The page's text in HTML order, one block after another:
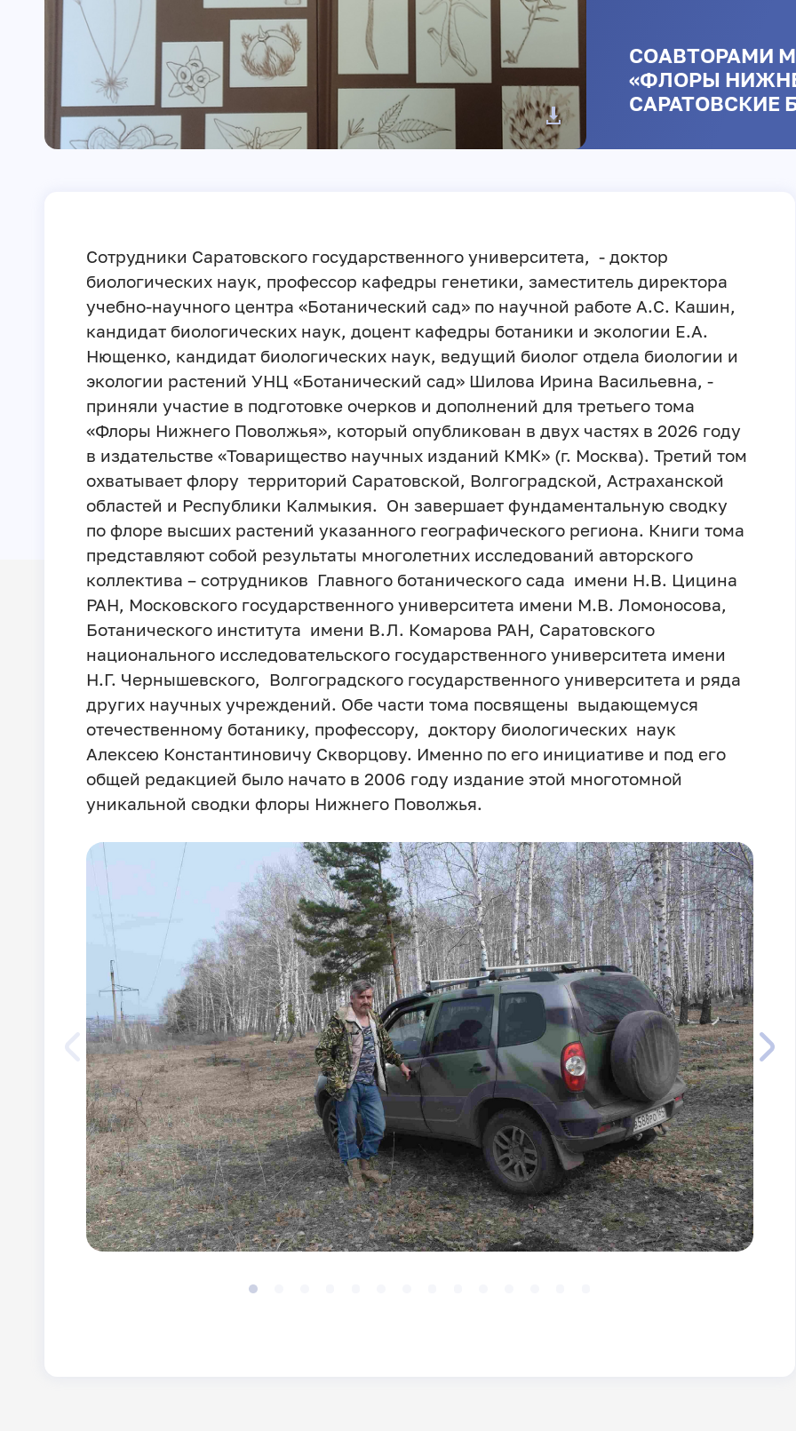
СОАВТОРАМИ
«ФЛОРЫ
САРАТОВСКИЕ
Сотрудники Саратовского государственного университета, - доктор
биологических наук, профессор кафедры генетики, заместитель директора
учебно-научного центра «Ботанический сад» по научной работе А.С. Кашин,
кандидат биологических наук, доцент кафедры ботаники и экологии Е.А.
Нющенко, кандидат биологических наук, ведущий биолог отдела биологии и
экологии растений УНЦ «Ботанический сад» Шилова Ирина Васильевна, -
приняли участие в подготовке очерков и дополнений для третьего тома
«Флоры Нижнего Поволжья», который опубликован в двух частях в 2026 году
в издательстве «Товарищество научных изданий КМК» (г. Москва). Третий том
охватывает флору территорий Саратовской, Волгоградской, Астраханской
областей и Республики Калмыкия. Он завершает фундаментальную сводку
по флоре высших растений указанного географического региона. Книги тома
представляют собой результаты многолетних исследований авторского
коллектива – сотрудников Главного ботанического сада имени Н.В. Цицина
РАН, Московского государственного университета имени М.В. Ломоносова,
Ботанического института имени В.Л. Комарова РАН, Саратовского
национального исследовательского государственного университета имени
Н.Г. Чернышевского, Волгоградского государственного университета и ряда
других научных учреждений. Обе части тома посвящены выдающемуся
отечественному ботанику, профессору, доктору биологических наук
Алексею Константиновичу Скворцову. Именно по его инициативе и под его
общей редакцией было начато в 2006 году издание этой многотомной
уникальной сводки флоры Нижнего Поволжья.